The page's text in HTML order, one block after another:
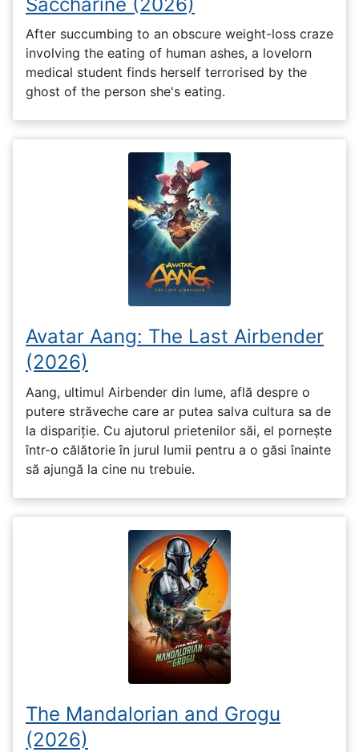
After succumbing to an obscure weight-loss craze
involving the eating of human ashes, a lovelorn
medical student finds herself terrorised by the
ghost of the person she's eating.
Avatar Aang: The Last Airbender
(2026)
Aang, ultimul Airbender din lume, află despre o
putere străveche care ar putea salva cultura sa de
la dispariție. Cu ajutorul prietenilor săi, el pornește
într-o călătorie în jurul lumii pentru a o găsi înainte
să ajungă la cine nu trebuie.
The Mandalorian and Grogu
(2026)